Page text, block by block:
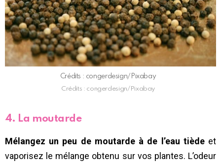
Crédits : congerdesign/Pixabay
Crédits : congerdesign/Pixabay
4. La moutarde
Mélangez un peu de moutarde à de l’eau tièdeet
vaporisez le mélange obtenu sur vos plantes. L’odeur